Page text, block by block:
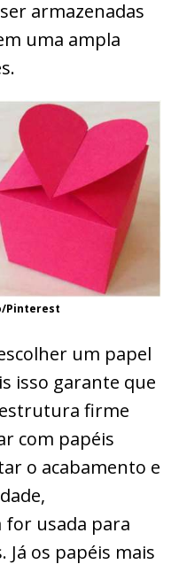
armazenadas
uma ampla
Pinterest
um papel
isso garante que
firme
com papéis
o acabamento e
for usada para
os papéis mais